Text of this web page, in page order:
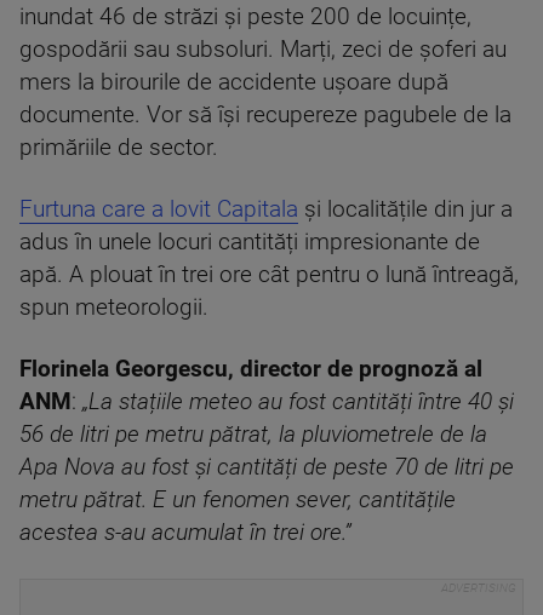
inundat 46 de străzi și peste 200 de locuințe,
gospodării sau subsoluri. Marți, zeci de șoferi au
mers la birourile de accidente ușoare după
documente. Vor să își recupereze pagubele de la
primăriile de sector.
Furtuna care a lovit Capitala și localitățile din jur a
adus în unele locuri cantități impresionante de
apă. A plouat în trei ore cât pentru o lună întreagă,
spun meteorologii.
Florinela Georgescu, director de prognoză al
ANM : „La stațiile meteo au fost cantități între 40 și
56 de litri pe metru pătrat, la pluviometrele de la
Apa Nova au fost și cantități de peste 70 de litri pe
metru pătrat. E un fenomen sever, cantitățile
acestea s-au acumulat în trei ore.”